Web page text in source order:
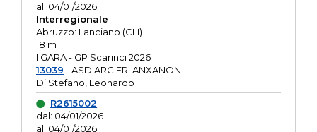
al: 04/01/2026
Interregionale
Abruzzo: Lanciano (CH)
18 m
I GARA - GP Scarinci 2026
13039 - ASD ARCIERI ANXANON
Di Stefano, Leonardo
R2615002
dal: 04/01/2026
al: 04/01/2026